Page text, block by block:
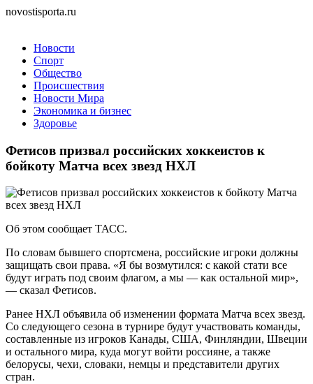
novostisporta.ru
Новости
Спорт
Общество
Происшествия
Новости Мира
Экономика и бизнес
Здоровье
Фетисов призвал российских хоккеистов к
бойкоту Матча всех звезд НХЛ
Об этом сообщает ТАСС.
По словам бывшего спортсмена, российские игроки должны
защищать свои права. «Я бы возмутился: с какой стати все
будут играть под своим флагом, а мы — как остальной мир»,
— сказал Фетисов.
Ранее НХЛ объявила об изменении формата Матча всех звезд.
Со следующего сезона в турнире будут участвовать команды,
составленные из игроков Канады, США, Финляндии, Швеции
и остального мира, куда могут войти россияне, а также
белорусы, чехи, словаки, немцы и представители других
стран.